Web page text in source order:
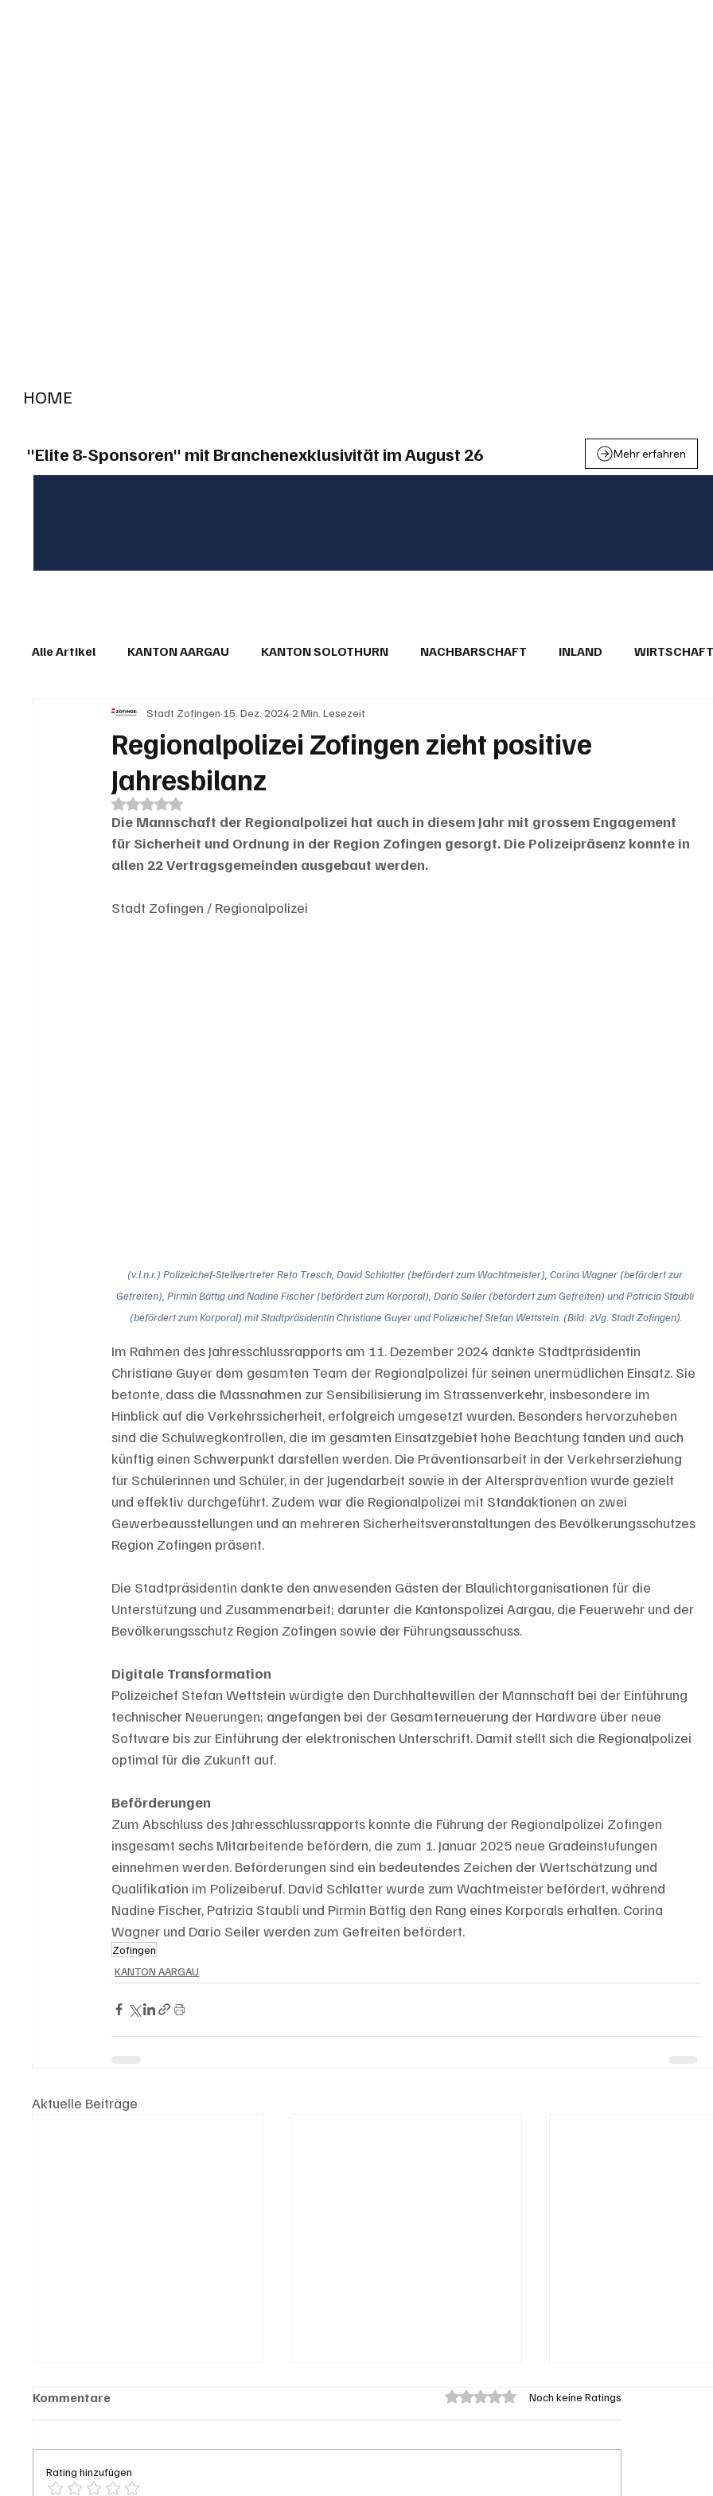
HOME
"Elite 8-Sponsoren" mit Branchenexklusivität im August 26 Mehr erfahren
Alle Artikel KANTON AARGAU KANTON SOLOTHURN NACHBARSCHAFT INLAND WIRTSCHAFT
IN EIGENER SACHE KOMMENTARE LESERBRIEFE
Regionalpolizei Zofingen zieht positive
Jahresbilanz
Stadt Zofingen 15. Dez. 20242 Min. Lesezeit
Mit NaN von 5 Sternen bewertet.
Die Mannschaft der Regionalpolizei hat auch in diesem Jahr mit grossem Engagement
für Sicherheit und Ordnung in der Region Zofingen gesorgt. Die Polizeipräsenz konnte in
allen 22 Vertragsgemeinden ausgebaut werden.
Stadt Zofingen / Regionalpolizei
(v.l.n.r.) Polizeichef-Stellvertreter Reto Tresch, David Schlatter (befördert zum Wachtmeister), Corina Wagner (befördert zur
Gefreiten), Pirmin Bättig und Nadine Fischer (befördert zum Korporal), Dario Seiler (befördert zum Gefreiten) und Patricia Staubli
(befördert zum Korporal) mit Stadtpräsidentin Christiane Guyer und Polizeichef Stefan Wettstein. (Bild: zVg. Stadt Zofingen).
Im Rahmen des Jahresschlussrapports am 11. Dezember 2024 dankte Stadtpräsidentin
Christiane Guyer dem gesamten Team der Regionalpolizei für seinen unermüdlichen Einsatz. Sie
betonte, dass die Massnahmen zur Sensibilisierung im Strassenverkehr, insbesondere im
Hinblick auf die Verkehrssicherheit, erfolgreich umgesetzt wurden. Besonders hervorzuheben
sind die Schulwegkontrollen, die im gesamten Einsatzgebiet hohe Beachtung fanden und auch
künftig einen Schwerpunkt darstellen werden. Die Präventionsarbeit in der Verkehrserziehung
für Schülerinnen und Schüler, in der Jugendarbeit sowie in der Altersprävention wurde gezielt
und effektiv durchgeführt. Zudem war die Regionalpolizei mit Standaktionen an zwei
Gewerbeausstellungen und an mehreren Sicherheitsveranstaltungen des Bevölkerungsschutzes
Region Zofingen präsent.
Die Stadtpräsidentin dankte den anwesenden Gästen der Blaulichtorganisationen für die
Unterstützung und Zusammenarbeit; darunter die Kantonspolizei Aargau, die Feuerwehr und der
Bevölkerungsschutz Region Zofingen sowie der Führungsausschuss.
Digitale Transformation
Polizeichef Stefan Wettstein würdigte den Durchhaltewillen der Mannschaft bei der Einführung
technischer Neuerungen; angefangen bei der Gesamterneuerung der Hardware über neue
Software bis zur Einführung der elektronischen Unterschrift. Damit stellt sich die Regionalpolizei
optimal für die Zukunft auf.
Beförderungen
Zum Abschluss des Jahresschlussrapports konnte die Führung der Regionalpolizei Zofingen
insgesamt sechs Mitarbeitende befördern, die zum 1. Januar 2025 neue Gradeinstufungen
einnehmen werden. Beförderungen sind ein bedeutendes Zeichen der Wertschätzung und
Qualifikation im Polizeiberuf. David Schlatter wurde zum Wachtmeister befördert, während
Nadine Fischer, Patrizia Staubli und Pirmin Bättig den Rang eines Korporals erhalten. Corina
Wagner und Dario Seiler werden zum Gefreiten befördert.
Zofingen
KANTON AARGAU
Aktuelle Beiträge
Kommentare Mit 0 von 5 Sternen bewertet.
Noch keine Ratings
Rating hinzufügen